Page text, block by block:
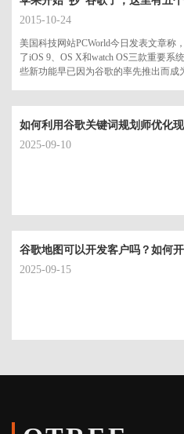
2015-10-24
美国科技网站PCWorld今日发表文章称
了iOS 9、OS X和watch OS三款重要系
些新功能早已因为谷歌的率先推出而
如何利用谷歌关键词规划师优化
2025-09-10
谷歌地图可以开发客户吗？如何
2025-09-15